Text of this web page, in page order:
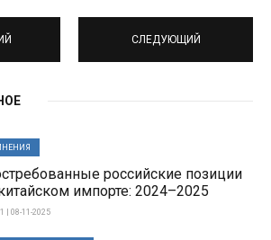
СЛЕДУЮЩИЙ
российские позиции
импорте: 2024–2025
| 08-11-2025